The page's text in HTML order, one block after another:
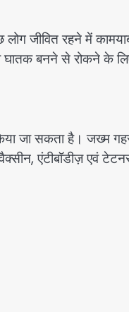
जीवित रहने में
घातक बनने से रोकने के
जा सकता है। जख्म
एंटीबॉडीज़ एवं